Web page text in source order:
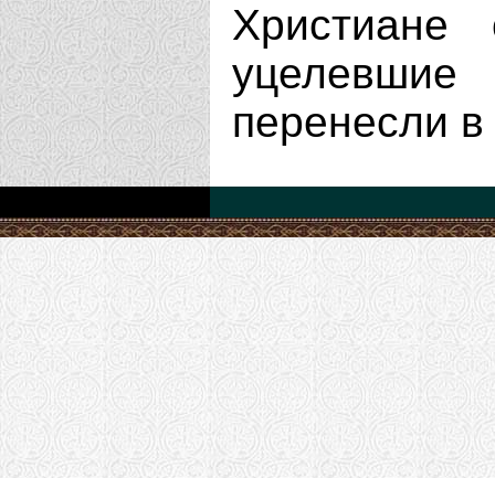
Христиане
уцелевшие
перенесли